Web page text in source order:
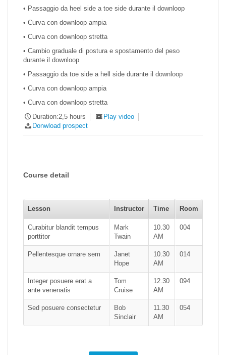
• Passaggio da heel side a toe side durante il downloop
• Curva con downloop ampia
• Curva con downloop stretta
• Cambio graduale di postura e spostamento del peso
durante il downloop
• Passaggio da toe side a hell side durante il downloop
• Curva con downloop ampia
• Curva con downloop stretta
Duration:2,5 hours
Play video
Donwload prospect
Course detail
Lesson Instructor Time Room
Curabitur blandit tempus
porttitor
Mark
Twain
10.30
AM
004
Pellentesque ornare sem
Janet
Hope
10.30
AM
014
Integer posuere erat a
ante venenatis
Tom
Cruise
12.30
AM
094
Sed posuere consectetur
Bob
Sinclair
11.30
AM
054